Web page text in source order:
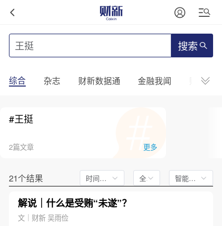
搜索
综合 杂志 财新数据通 金融我闻 财新
#王挺
2篇文章 更多
21个结果 时间不限 全文 智能排序
解说｜什么是受贿“未遂”？
文｜财新 吴雨俭